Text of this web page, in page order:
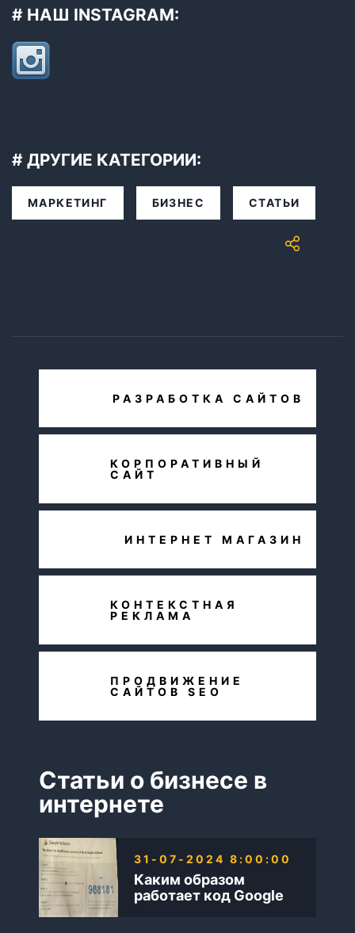
# НАШ INSTAGRAM:
# ДРУГИЕ КАТЕГОРИИ:
МАРКЕТИНГ БИЗНЕС СТАТЬИ
РАЗРАБОТКА САЙТОВ
КОРПОРАТИВНЫЙ
САЙТ
ИНТЕРНЕТ МАГАЗИН
КОНТЕКСТНАЯ
РЕКЛАМА
ПРОДВИЖЕНИЕ
САЙТОВ SEO
Статьи о бизнесе в
интернете
Каким образом
работает код Google
31-07-2024 8:00:00